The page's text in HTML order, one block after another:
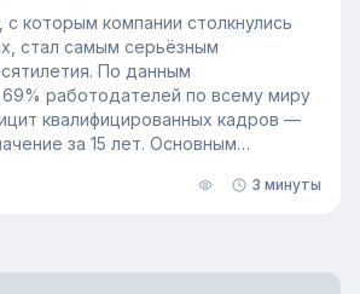
которым компании столкнулись
стал самым серьёзным
По данным
69% работодателей по всему миру
квалифицированных кадров —
за 15 лет. Основным
потребность в удалённых 3 минуты